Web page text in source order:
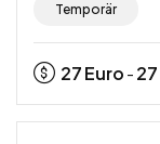
Temporär
27Euro - 27